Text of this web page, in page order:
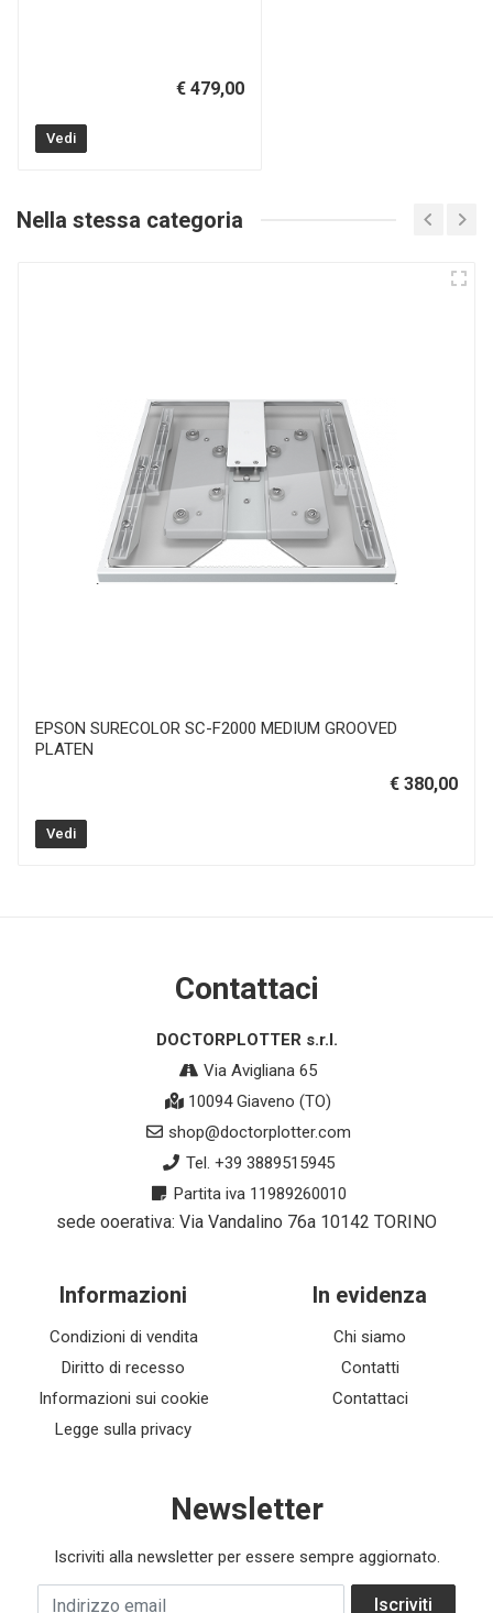
€ 479,00
Vedi
Nella stessa categoria
EPSON SURECOLOR SC-F2000 MEDIUM GROOVED
PLATEN
€ 380,00
Vedi
Contattaci
DOCTORPLOTTER s.r.l.
Via Avigliana 65
10094 Giaveno (TO)
shop@doctorplotter.com
Tel. +39 3889515945
Partita iva 11989260010
sede ooerativa: Via Vandalino 76a 10142 TORINO
Informazioni
Condizioni di vendita
Diritto di recesso
Informazioni sui cookie
Legge sulla privacy
In evidenza
Chi siamo
Contatti
Contattaci
Newsletter
Iscriviti alla newsletter per essere sempre aggiornato.
Indirizzo email Iscriviti